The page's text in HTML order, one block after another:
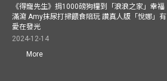
《得寵先生》捐1000磅狗糧到「浪浪之家」幸福
滿瀉 Amy抹尿打掃餵食陪玩 讚真人版「悅娜」有
愛在發光
2024-12-14
More